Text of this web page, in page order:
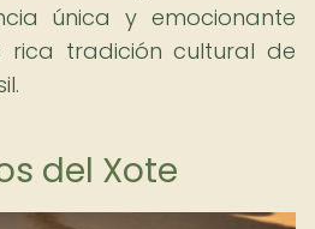
única y emocionante
rica tradición cultural de
del Xote